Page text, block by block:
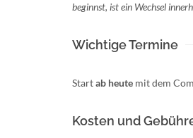
beginnst, ist ein Wechsel
Wichtige Termine
Startab heute mit dem
Kosten und